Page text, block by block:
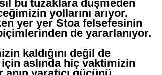
bu tuzaklara düşmeden
yollarını arıyor.
yer yer Stoa felsefesinin
de yararlanıyor.
kaldığını değil de
için aslında hiç vaktimizin